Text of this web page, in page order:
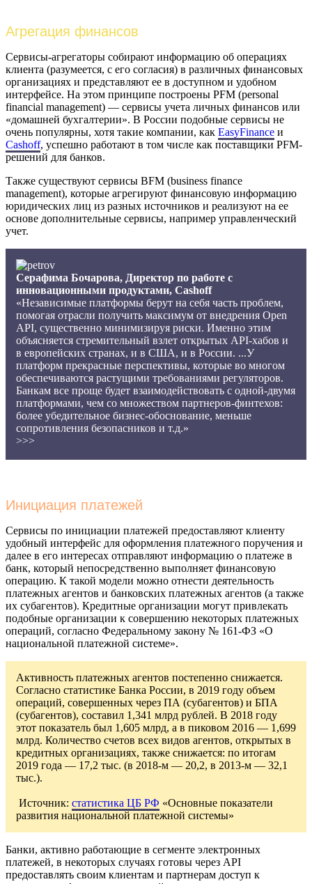
Агрегация финансов
Сервисы-агрегаторы собирают информацию об операциях
клиента (разумеется, с его согласия) в различных финансовых
организациях и представляют ее в доступном и удобном
интерфейсе. На этом принципе построены PFM (personal
financial management) — сервисы учета личных финансов или
«домашней бухгалтерии». В России подобные сервисы не
очень популярны, хотя такие компании, как EasyFinance и
Cashoff, успешно работают в том числе как поставщики PFM-
решений для банков.
Также существуют сервисы BFM (business finance
management), которые агрегируют финансовую информацию
юридических лиц из разных источников и реализуют на ее
основе дополнительные сервисы, например управленческий
учет.
Серафима Бочарова, Директор по работе с
инновационными продуктами, Cashoff
«Независимые платформы берут на себя часть проблем,
помогая отрасли получить максимум от внедрения Open
API, существенно минимизируя риски. Именно этим
объясняется стремительный взлет открытых API-хабов и
в европейских странах, и в США, и в России. ...У
платформ прекрасные перспективы, которые во многом
обеспечиваются растущими требованиями регуляторов.
Банкам все проще будет взаимодействовать с одной-двумя
платформами, чем со множеством партнеров-финтехов:
более убедительное бизнес-обоснование, меньше
сопротивления безопасников и т.д.»
>>>
Инициация платежей
Сервисы по инициации платежей предоставляют клиенту
удобный интерфейс для оформления платежного поручения и
далее в его интересах отправляют информацию о платеже в
банк, который непосредственно выполняет финансовую
операцию. К такой модели можно отнести деятельность
платежных агентов и банковских платежных агентов (а также
их субагентов). Кредитные организации могут привлекать
подобные организации к совершению некоторых платежных
операций, согласно Федеральному закону № 161-ФЗ «О
национальной платежной системе».
Активность платежных агентов постепенно снижается.
Согласно статистике Банка России, в 2019 году объем
операций, совершенных через ПА (субагентов) и БПА
(субагентов), составил 1,341 млрд рублей. В 2018 году
этот показатель был 1,605 млрд, а в пиковом 2016 — 1,699
млрд. Количество счетов всех видов агентов, открытых в
кредитных организациях, также снижается: по итогам
2019 года — 17,2 тыс. (в 2018-м — 20,2, в 2013-м — 32,1
тыс.).
Источник: статистика ЦБ РФ «Основные показатели
развития национальной платежной системы»
Банки, активно работающие в сегменте электронных
платежей, в некоторых случаях готовы через API
предоставлять своим клиентам и партнерам доступ к